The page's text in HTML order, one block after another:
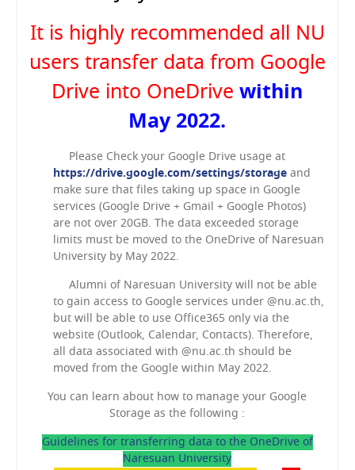
It is highly recommended all NU
users transfer data from Google
Drive into OneDrive within
May 2022.
Please Check your Google Drive usage at
https://drive.google.com/settings/storage and
make sure that files taking up space in Google
services (Google Drive + Gmail + Google Photos)
are not over 20GB. The data exceeded storage
limits must be moved to the OneDrive of Naresuan
University by May 2022.
Alumni of Naresuan University will not be able
to gain access to Google services under @nu.ac.th,
but will be able to use Office365 only via the
website (Outlook, Calendar, Contacts). Therefore,
all data associated with @nu.ac.th should be
moved from the Google within May 2022.
You can learn about how to manage your Google
Storage as the following :
Guidelines for transferring data to the OneDrive of
Naresuan University